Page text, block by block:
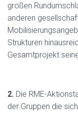
großen
anderen
Strukturen
Gesamtprojekt
2. Die RME-
der Gruppen die